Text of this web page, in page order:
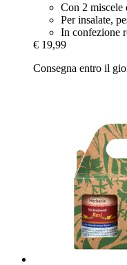
Con 2 miscele
Per insalate,
In confezione
€ 19,99
Consegna entro il